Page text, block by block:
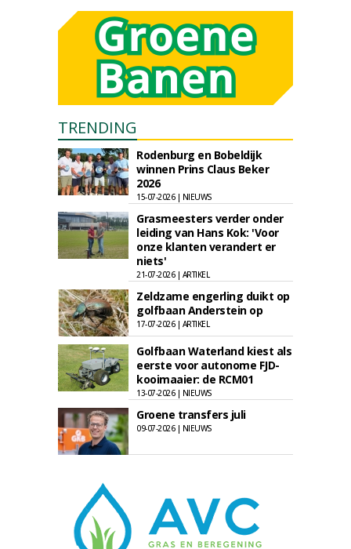
TRENDING
Rodenburg en Bobeldijk
winnen Prins Claus Beker
2026
15-07-2026 | NIEUWS
Grasmeesters verder onder
leiding van Hans Kok: 'Voor
onze klanten verandert er
niets'
21-07-2026 | ARTIKEL
Zeldzame engerling duikt op
golfbaan Anderstein op
17-07-2026 | ARTIKEL
Golfbaan Waterland kiest als
eerste voor autonome FJD-
kooimaaier: de RCM01
13-07-2026 | NIEUWS
Groene transfers juli
09-07-2026 | NIEUWS